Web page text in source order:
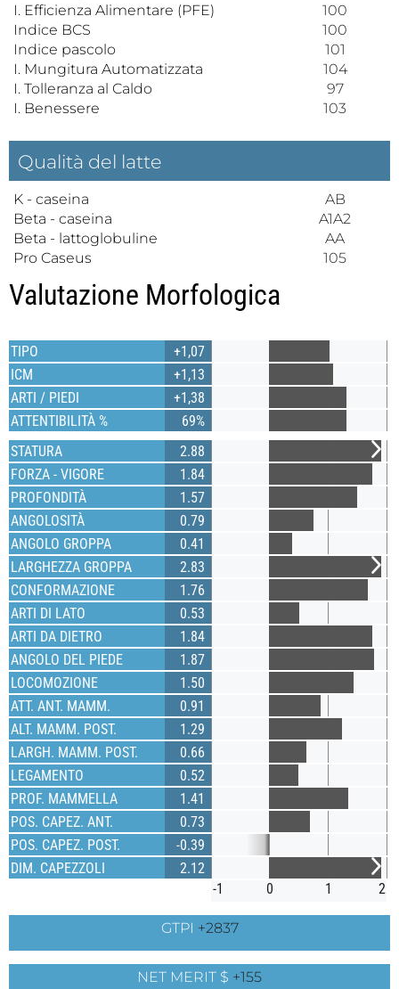
I. Efficienza Alimentare (PFE)
100
Indice BCS
100
Indice pascolo
101
I. Mungitura Automatizzata
104
I. Tolleranza al Caldo
97
I. Benessere
103
Qualità del latte
K - caseina
AB
Beta - caseina
A1A2
Beta - lattoglobuline
AA
Pro Caseus
105
Valutazione Morfologica
TIPO
+1,07
ICM
+1,13
ARTI / PIEDI
+1,38
ATTENTIBILITÀ %
69%
STATURA
2.88
FORZA - VIGORE
1.84
PROFONDITÀ
1.57
ANGOLOSITÀ
0.79
ANGOLO GROPPA
0.41
LARGHEZZA GROPPA
2.83
CONFORMAZIONE
1.76
ARTI DI LATO
0.53
ARTI DA DIETRO
1.84
ANGOLO DEL PIEDE
1.87
LOCOMOZIONE
1.50
ATT. ANT. MAMM.
0.91
ALT. MAMM. POST.
1.29
LARGH. MAMM. POST.
0.66
LEGAMENTO
0.52
PROF. MAMMELLA
1.41
POS. CAPEZ. ANT.
0.73
POS. CAPEZ. POST.
-0.39
DIM. CAPEZZOLI
2.12
-1
0 1 2
GTPI +2837
NET MERIT $ +155